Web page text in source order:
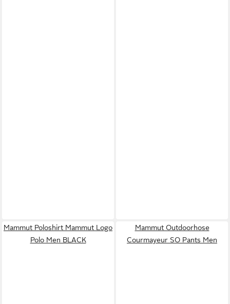
Mammut Poloshirt Mammut Logo
Polo Men BLACK
Mammut Outdoorhose
Courmayeur SO Pants Men